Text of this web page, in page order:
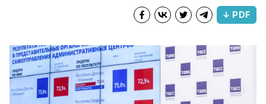
↓ PDF